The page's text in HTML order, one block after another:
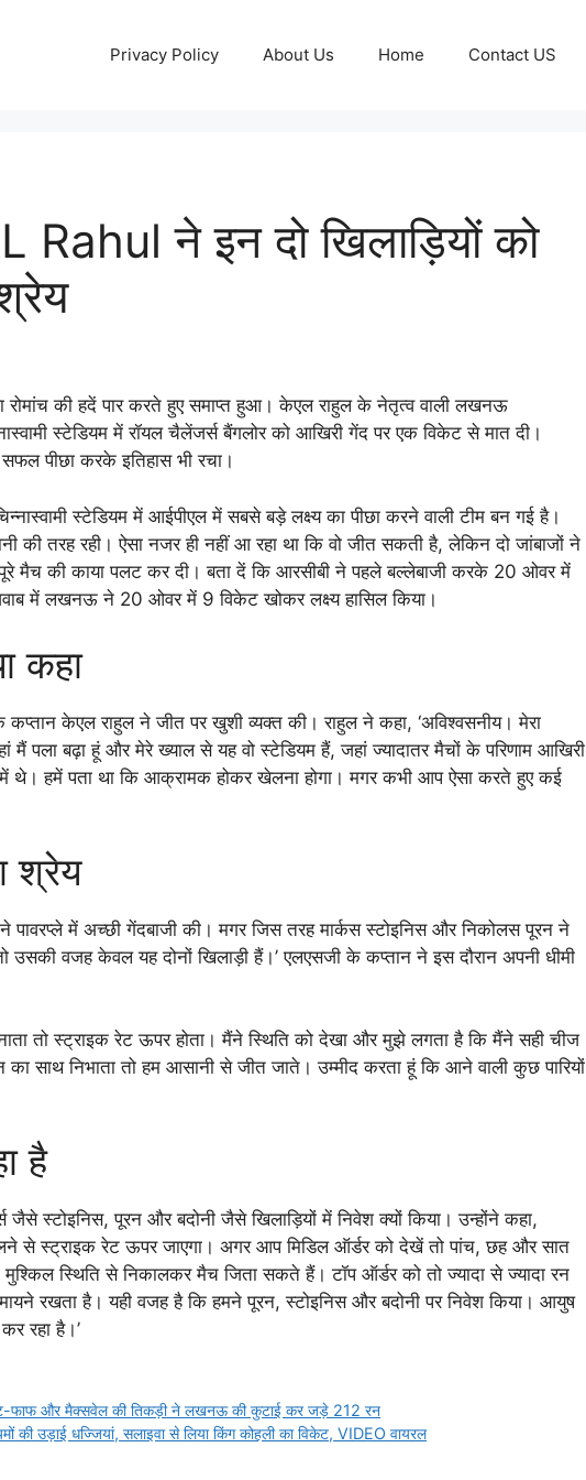
Privacy Policy About Us Home Contact US
Rahul ने इन दो खिलाड़‍ियों को
रोमांच की हदें पार करते हुए समाप्‍त हुआ। केएल राहुल के नेतृत्‍व वाली लखनऊ
स्‍टेडियम में रॉयल चैलेंजर्स बैंगलोर को आखिरी गेंद पर एक विकेट से मात दी।
पीछा करके इतिहास भी रचा।
स्‍टेडियम में आईपीएल में सबसे बड़े लक्ष्‍य का पीछा करने वाली टीम बन गई है।
की तरह रही। ऐसा नजर ही नहीं आ रहा था कि वो जीत सकती है, लेकिन दो जांबाजों ने
मैच की काया पलट कर दी। बता दें कि आरसीबी ने पहले बल्‍लेबाजी करके 20 ओवर में
में लखनऊ ने 20 ओवर में 9 विकेट खोकर लक्ष्‍य हासिल किया।
कहा
केएल राहुल ने जीत पर खुशी व्‍यक्‍त की। राहुल ने कहा, ‘अविश्‍वसनीय। मेरा
मैं पला बढ़ा हूं और मेरे ख्‍याल से यह वो स्‍टेडियम हैं, जहां ज्‍यादातर मैचों के परिणाम आखिरी
थे। हमें पता था कि आक्रामक होकर खेलना होगा। मगर कभी आप ऐसा करते हुए कई
श्रेय
में अच्‍छी गेंदबाजी की। मगर जिस तरह मार्कस स्‍टोइनिस और निकोलस पूरन ने
वजह केवल यह दोनों खिलाड़ी हैं।’ एलएसजी के कप्‍तान ने इस दौरान अपनी धीमी
तो स्‍ट्राइक रेट ऊपर होता। मैंने स्थिति को देखा और मुझे लगता है कि मैंने सही चीज
साथ निभाता तो हम आसानी से जीत जाते। उम्‍मीद करता हूं कि आने वाली कुछ पारियों
है
जैसे स्‍टोइनिस, पूरन और बदोनी जैसे खिलाड़‍ियों में निवेश क्‍यों किया। उन्‍होंने कहा,
से स्‍ट्राइक रेट ऊपर जाएगा। अगर आप मिडिल ऑर्डर को देखें तो पांच, छह और सात
स्थिति से निकालकर मैच जिता सकते हैं। टॉप ऑर्डर को तो ज्‍यादा से ज्‍यादा रन
रखता है। यही वजह है कि हमने पूरन, स्‍टोइनिस और बदोनी पर निवेश किया। आयुष
रहा है।’
फाफ और मैक्सवेल की तिकड़ी ने लखनऊ की कुटाई कर जड़े 212 रन
की उड़ाई धज्जियां, सलाइवा से लिया किंग कोहली का विकेट, VIDEO वायरल